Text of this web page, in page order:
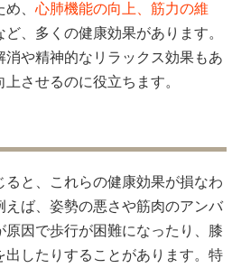
、 心肺機能の向上、筋力の維
ど、多くの健康効果があります。
消や精神的なリラックス効果もあ
させるのに役立ちます。
ると、これらの健康効果が損なわ
えば、姿勢の悪さや筋肉のアンバ
因で歩行が困難になったり、膝
したりすることがあります。特